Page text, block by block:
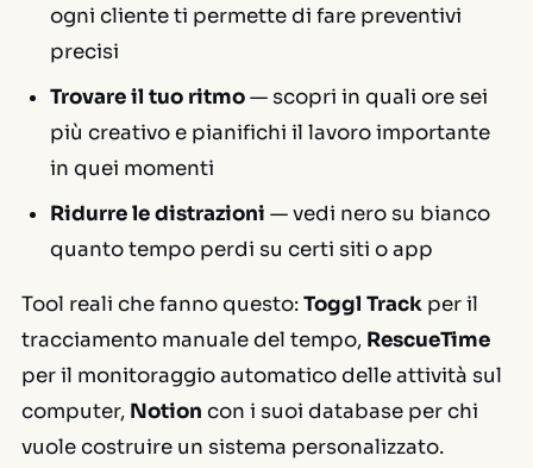
ogni cliente ti permette di fare preventivi
precisi
Trovare il tuo ritmo— scopri in quali ore sei
più creativo e pianifichi il lavoro importante
in quei momenti
Ridurre le distrazioni — vedi nero su bianco
quanto tempo perdi su certi siti o app
Tool reali che fanno questo:Toggl Track per il
tracciamento manuale del tempo, RescueTime
per il monitoraggio automatico delle attività sul
computer, Notion con i suoi database per chi
vuole costruire un sistema personalizzato.